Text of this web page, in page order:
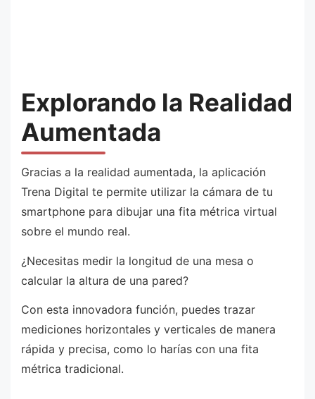
Explorando la Realidad
Aumentada
Gracias a la realidad aumentada, la aplicación
Trena Digital te permite utilizar la cámara de tu
smartphone para dibujar una fita métrica virtual
sobre el mundo real.
¿Necesitas medir la longitud de una mesa o
calcular la altura de una pared?
Con esta innovadora función, puedes trazar
mediciones horizontales y verticales de manera
rápida y precisa, como lo harías con una fita
métrica tradicional.